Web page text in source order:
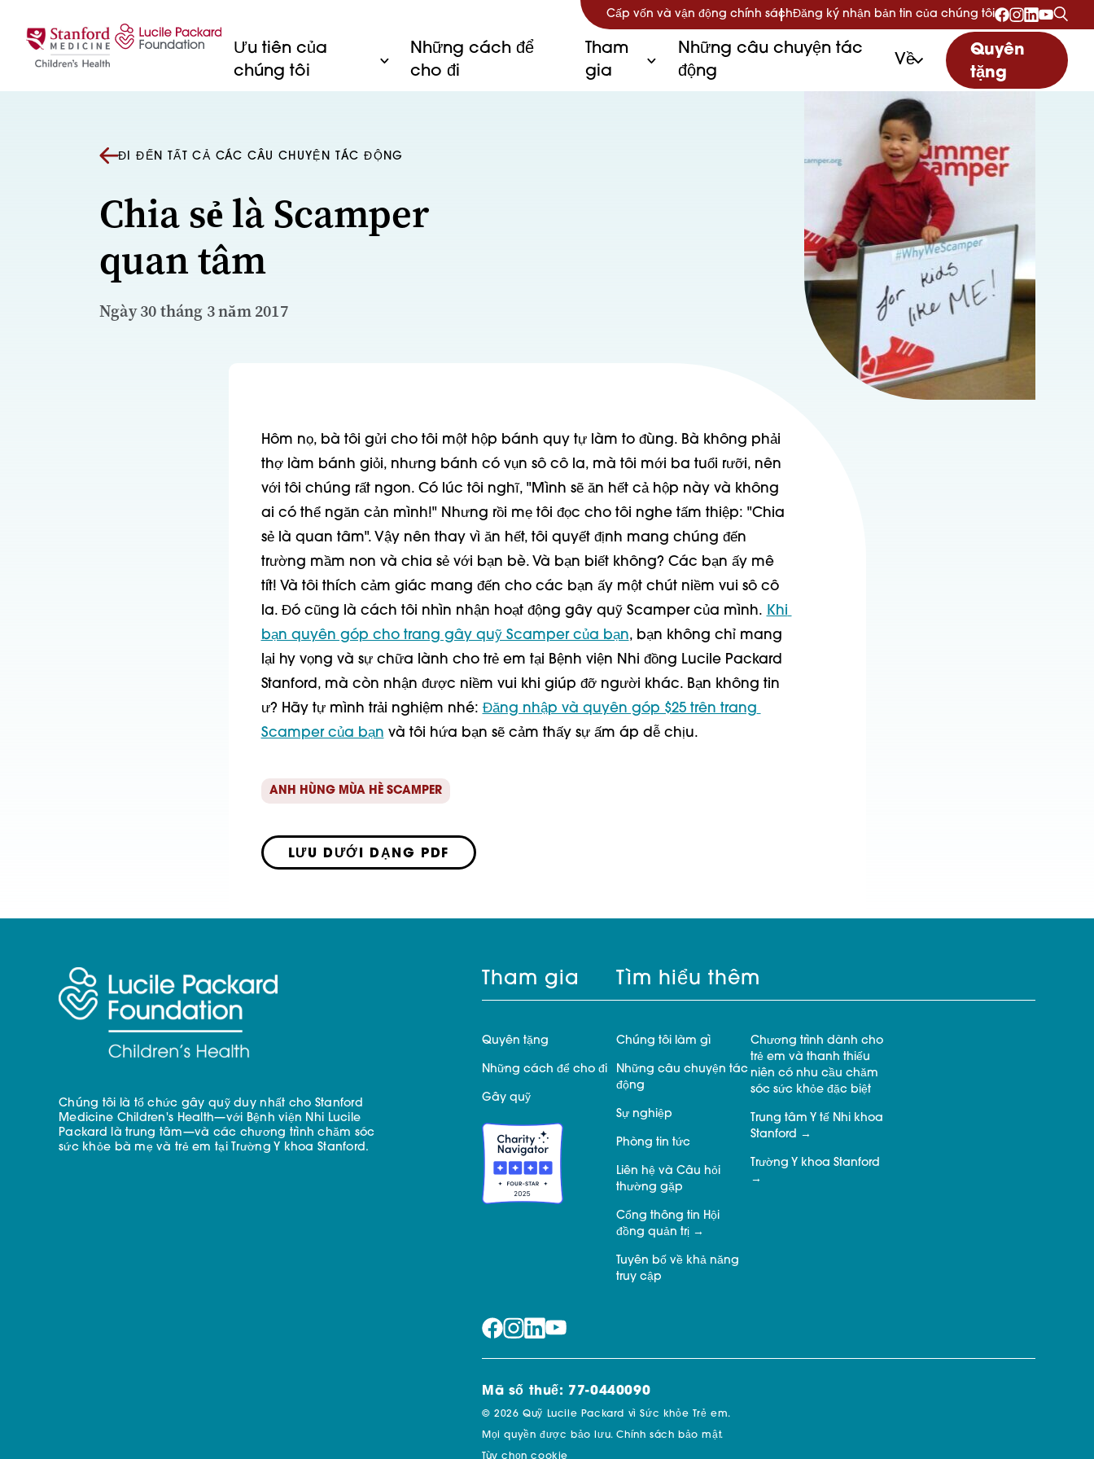
Cấp vốn và vận động chính sáchĐăng ký nhận bản tin của chúng tôi
Ưu tiên của
chúng tôi
Những cách để
cho đi
Tham
gia
Những câu chuyện tác
động
Về
Quyên
tặng
ĐI ĐẾN TẤT CẢ CÁC CÂU CHUYỆN TÁC ĐỘNG
Chia sẻ là Scamper
quan tâm
Ngày 30 tháng 3 năm 2017
Hôm nọ, bà tôi gửi cho tôi một hộp bánh quy tự làm to đùng. Bà không phải
thợ làm bánh giỏi, nhưng bánh có vụn sô cô la, mà tôi mới ba tuổi rưỡi, nên
với tôi chúng rất ngon. Có lúc tôi nghĩ, "Mình sẽ ăn hết cả hộp này và không
ai có thể ngăn cản mình!" Nhưng rồi mẹ tôi đọc cho tôi nghe tấm thiệp: "Chia
sẻ là quan tâm". Vậy nên thay vì ăn hết, tôi quyết định mang chúng đến
trường mầm non và chia sẻ với bạn bè. Và bạn biết không? Các bạn ấy mê
tít! Và tôi thích cảm giác mang đến cho các bạn ấy một chút niềm vui sô cô
la. Đó cũng là cách tôi nhìn nhận hoạt động gây quỹ Scamper của mình. Khi
bạn quyên góp cho trang gây quỹ Scamper của bạn, bạn không chỉ mang
lại hy vọng và sự chữa lành cho trẻ em tại Bệnh viện Nhi đồng Lucile Packard
Stanford, mà còn nhận được niềm vui khi giúp đỡ người khác. Bạn không tin
ư? Hãy tự mình trải nghiệm nhé: Đăng nhập và quyên góp $25 trên trang
Scamper của bạn và tôi hứa bạn sẽ cảm thấy sự ấm áp dễ chịu.
ANH HÙNG MÙA HÈ SCAMPER
LƯU DƯỚI DẠNG PDF
Chúng tôi là tổ chức gây quỹ duy nhất cho Stanford
Medicine Children's Health—với Bệnh viện Nhi Lucile
Packard là trung tâm—và các chương trình chăm sóc
sức khỏe bà mẹ và trẻ em tại Trường Y khoa Stanford.
Tham gia
Quyên tặng
Những cách để cho đi
Gây quỹ
Tìm hiểu thêm
Chúng tôi làm gì
Những câu chuyện tác
động
Sự nghiệp
Phòng tin tức
Liên hệ và Câu hỏi
thường gặp
Cổng thông tin Hội
đồng quản trị
Tuyên bố về khả năng
truy cập
Chương trình dành cho
trẻ em và thanh thiếu
niên có nhu cầu chăm
sóc sức khỏe đặc biệt
Trung tâm Y tế Nhi khoa
Stanford
Trường Y khoa Stanford
Mã số thuế: 77-0440090
© 2026 Quỹ Lucile Packard vì Sức khỏe Trẻ em.
Mọi quyền được bảo lưu.Chính sách bảo mật.
Tùy chọn cookie